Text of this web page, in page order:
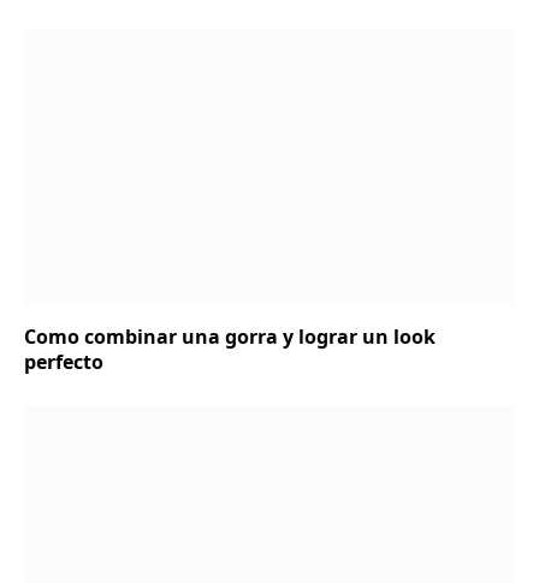
Como combinar una gorra y lograr un look
perfecto